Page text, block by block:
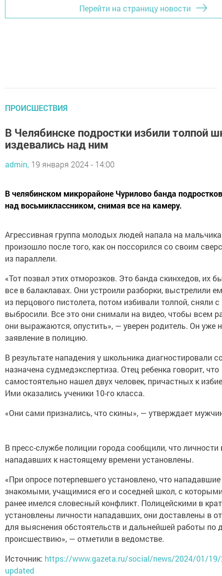
Перейти на страницу новости
ПРОИСШЕСТВИЯ
В Челябинске подростки избили толпой
издевались над ним
admin, 19 января 2024 - 14:00
В челябинском микрорайоне Чурилово банда
над восьмиклассником, снимая все на камеру.
Агрессивная группа молодых людей напала на
произошло после того, как он поссорился со своим
из параллели.
«Тот позвал этих отморозков. Это банда скинхедов, их
все в балаклавах. Они устроили разборки, выстрелили
из перцового пистолета, потом избивали толпой, сняли с
выбросили. Все это они снимали на видео, чтобы всем
они выражаются, опустить», — уверен родитель. Он уже
заявление в полицию.
В результате нападения у школьника диагностировали
назначена судмедэкспертиза. Отец ребенка говорит, что
самостоятельно нашел двух человек, причастных к
Ими оказались ученики 10-го класса.
«Они сами признались, что скины», — утверждает
В пресс-службе полиции города сообщили, что личности
нападавших к настоящему времени установлены.
«При опросе потерпевшего установлено, что
знакомыми, учащимися его и соседней школ, с
ранее имелся словесный конфликт. Полицейскими в
установлены личности нападавших, они доставлены в
для выяснения обстоятельств и дальнейшей работы по
происшествию», — отметили в ведомстве.
Источник: https://www.gazeta.ru/social/news/2024/01/19/
updated